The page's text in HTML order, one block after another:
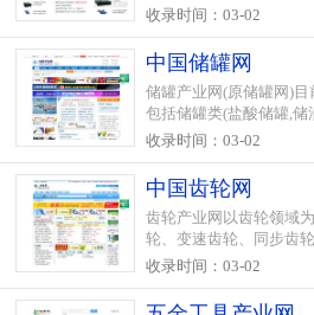
信息,企业信息,行业商机
进程。
收录时间：03-02
中国储罐网
储罐产业网(原储罐网)
包括储罐类(盐酸储罐,
箱,液氨钢瓶等);压力容
收录时间：03-02
中国齿轮网
齿轮产业网以齿轮领域
轮、变速齿轮、同步齿
传信息，为齿轮、齿轮
收录时间：03-02